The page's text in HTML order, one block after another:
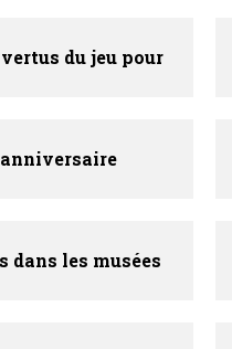
du jeu pour
dans les musées